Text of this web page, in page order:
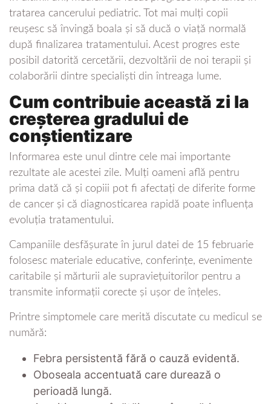
tratarea cancerului pediatric. Tot mai mulți copii
reușesc să învingă boala și să ducă o viață normală
după finalizarea tratamentului. Acest progres este
posibil datorită cercetării, dezvoltării de noi terapii și
colaborării dintre specialiști din întreaga lume.
Cum contribuie această zi la
creșterea gradului de
conștientizare
Informarea este unul dintre cele mai importante
rezultate ale acestei zile. Mulți oameni află pentru
prima dată că și copiii pot fi afectați de diferite forme
de cancer și că diagnosticarea rapidă poate influența
evoluția tratamentului.
Campaniile desfășurate în jurul datei de 15 februarie
folosesc materiale educative, conferințe, evenimente
caritabile și mărturii ale supraviețuitorilor pentru a
transmite informații corecte și ușor de înțeles.
Printre simptomele care merită discutate cu medicul se
numără:
Febra persistentă fără o cauză evidentă.
Oboseala accentuată care durează o
perioadă lungă.